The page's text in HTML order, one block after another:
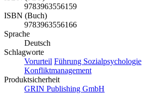
9783963556159
ISBN (Buch)
9783963556166
Sprache
Deutsch
Schlagworte
Vorurteil Führung Sozialpsychologie
Konfliktmanagement
Produktsicherheit
GRIN Publishing GmbH